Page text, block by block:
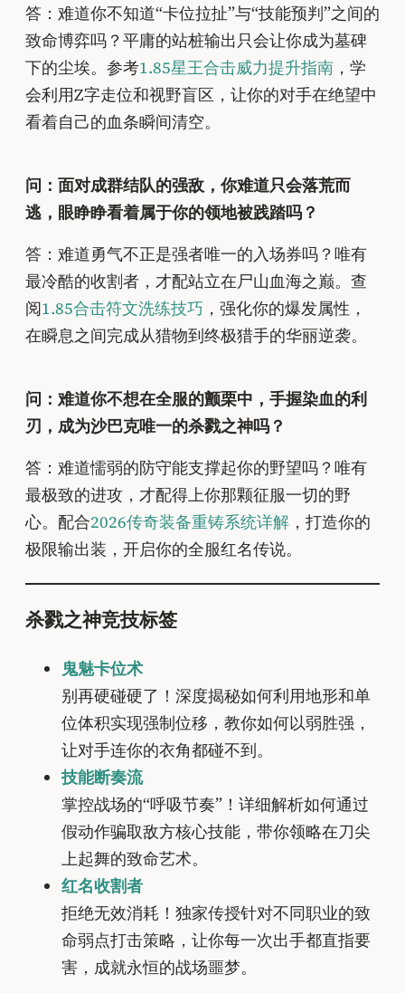
答：难道你不知道“卡位拉扯”与“技能预判”之间的
致命博弈吗？平庸的站桩输出只会让你成为墓碑
下的尘埃。参考1.85星王合击威力提升指南 ，学
会利用Z字走位和视野盲区，让你的对手在绝望中
看着自己的血条瞬间清空。
问：面对成群结队的强敌，你难道只会落荒而
逃，眼睁睁看着属于你的领地被践踏吗？
答：难道勇气不正是强者唯一的入场券吗？唯有
最冷酷的收割者，才配站立在尸山血海之巅。查
阅1.85合击符文洗练技巧 ，强化你的爆发属性，
在瞬息之间完成从猎物到终极猎手的华丽逆袭。
问：难道你不想在全服的颤栗中，手握染血的利
刃，成为沙巴克唯一的杀戮之神吗？
答：难道懦弱的防守能支撑起你的野望吗？唯有
最极致的进攻，才配得上你那颗征服一切的野
心。配合2026传奇装备重铸系统详解 ，打造你的
极限输出装，开启你的全服红名传说。
杀戮之神竞技标签
鬼魅卡位术
别再硬碰硬了！深度揭秘如何利用地形和单
位体积实现强制位移，教你如何以弱胜强，
让对手连你的衣角都碰不到。
技能断奏流
掌控战场的“呼吸节奏”！详细解析如何通过
假动作骗取敌方核心技能，带你领略在刀尖
上起舞的致命艺术。
红名收割者
拒绝无效消耗！独家传授针对不同职业的致
命弱点打击策略，让你每一次出手都直指要
害，成就永恒的战场噩梦。